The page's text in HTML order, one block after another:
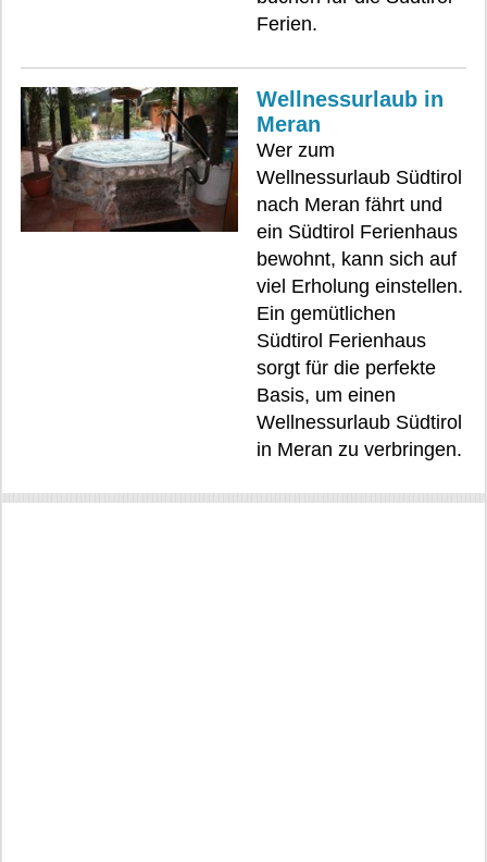
Ferien.
Wellnessurlaub in
Meran
Wer zum
Wellnessurlaub Südtirol
nach Meran fährt und
ein Südtirol Ferienhaus
bewohnt, kann sich auf
viel Erholung einstellen.
Ein gemütlichen
Südtirol Ferienhaus
sorgt für die perfekte
Basis, um einen
Wellnessurlaub Südtirol
in Meran zu verbringen.